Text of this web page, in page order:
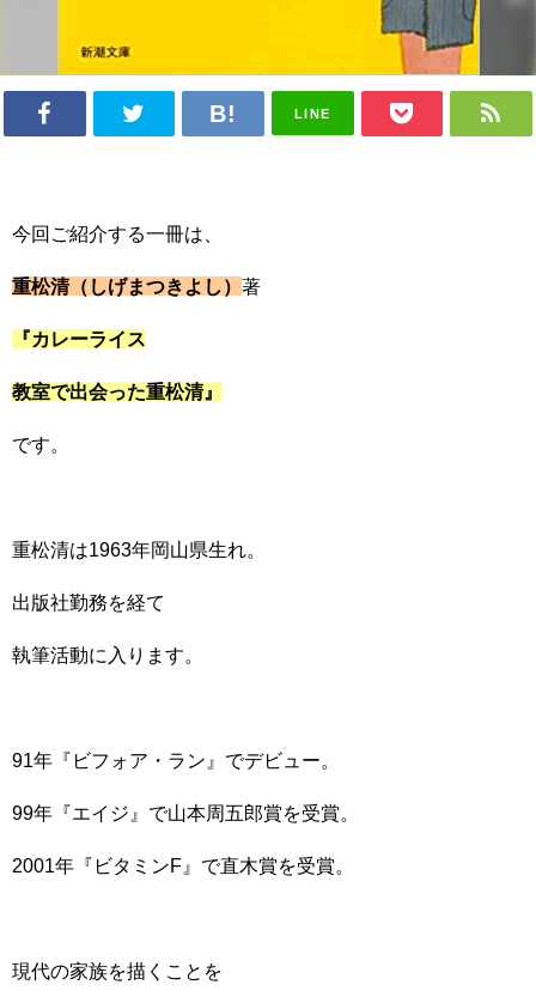
LINE
今回ご紹介する一冊は、
重松清（しげまつきよし） 著
『カレーライス
教室で出会った重松清』
です。
重松清は1963年岡山県生れ。
出版社勤務を経て
執筆活動に入ります。
91年『ビフォア・ラン』でデビュー。
99年『エイジ』で山本周五郎賞を受賞。
2001年『ビタミンF』で直木賞を受賞。
現代の家族を描くことを